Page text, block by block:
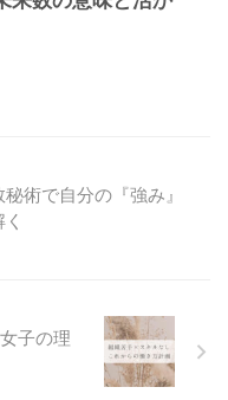
術で自分の『強み』
子の理